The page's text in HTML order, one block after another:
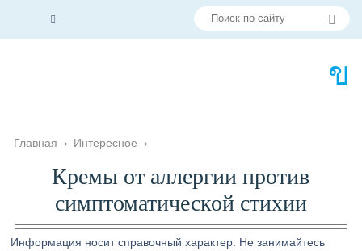
Главная › Интересное ›
Кремы от аллергии против
симптоматической стихии
Информация носит справочный характер. Не занимайтесь